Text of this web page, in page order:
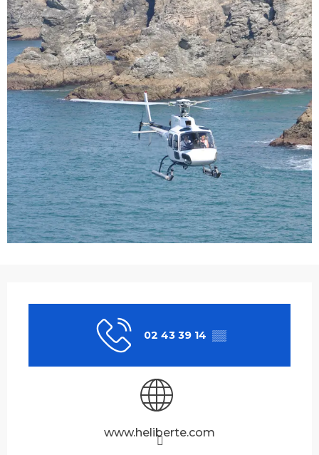
02 43 39 14 ▒▒
www.heliberte.com